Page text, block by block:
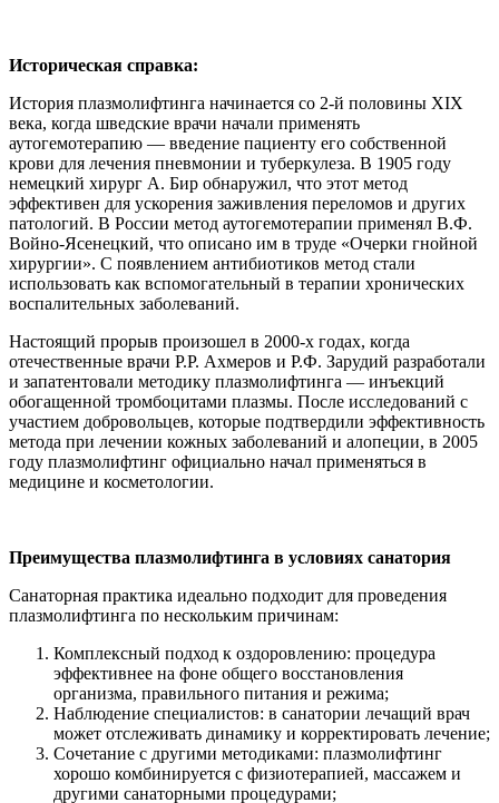
Историческая справка:
История плазмолифтинга начинается со 2-й половины XIX
века, когда шведские врачи начали применять
аутогемотерапию — введение пациенту его собственной
крови для лечения пневмонии и туберкулеза. В 1905 году
немецкий хирург А. Бир обнаружил, что этот метод
эффективен для ускорения заживления переломов и других
патологий. В России метод аутогемотерапии применял В.Ф.
Войно-Ясенецкий, что описано им в труде «Очерки гнойной
хирургии». С появлением антибиотиков метод стали
использовать как вспомогательный в терапии хронических
воспалительных заболеваний.
Настоящий прорыв произошел в 2000-х годах, когда
отечественные врачи Р.Р. Ахмеров и Р.Ф. Зарудий разработали
и запатентовали методику плазмолифтинга — инъекций
обогащенной тромбоцитами плазмы. После исследований с
участием добровольцев, которые подтвердили эффективность
метода при лечении кожных заболеваний и алопеции, в 2005
году плазмолифтинг официально начал применяться в
медицине и косметологии.
Преимущества плазмолифтинга в условиях санатория
Санаторная практика идеально подходит для проведения
плазмолифтинга по нескольким причинам:
Комплексный подход к оздоровлению: процедура
эффективнее на фоне общего восстановления
организма, правильного питания и режима;
Наблюдение специалистов: в санатории лечащий врач
может отслеживать динамику и корректировать лечение;
Сочетание с другими методиками: плазмолифтинг
хорошо комбинируется с физиотерапией, массажем и
другими санаторными процедурами;